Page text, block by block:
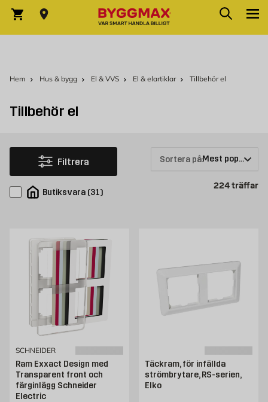
Varukorg Sök
Hem Hus & bygg El & VVS El & elartiklar Tillbehör el
Tillbehör el
Filtrera
Butiksvara (31)
Sortera på:
224träffar
SCHNEIDER
Ram Exxact Design med
Transparent front och
färginlägg Schneider
Electric
Täckram, för infällda
strömbrytare, RS-serien,
Elko